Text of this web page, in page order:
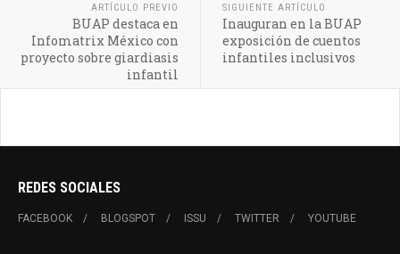
ARTÍCULO PREVIO
BUAP destaca en
Infomatrix México con
proyecto sobre giardiasis
infantil
SIGUIENTE ARTÍCULO
Inauguran en la BUAP
exposición de cuentos
infantiles inclusivos
REDES SOCIALES
FACEBOOK BLOGSPOT ISSU TWITTER YOUTUBE